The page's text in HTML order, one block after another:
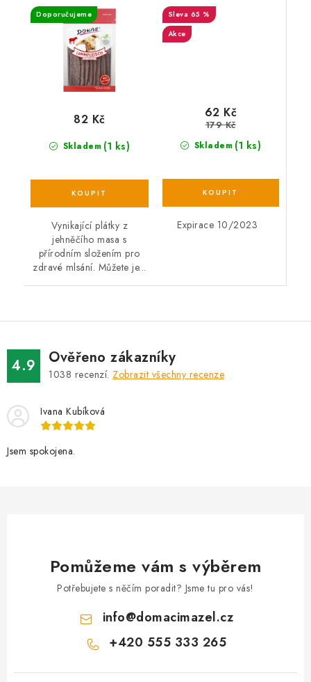
Doporučujeme
Skladem (1 ks)
82 Kč
Vynikající plátky z
jehněčího masa s
přírodním složením pro
zdravé mlsání. Můžete je...
65 %
Akce
Skladem (1 ks)
62 Kč
179 Kč
Expirace 10/2023
4.9 Ověřeno zákazníky
1038 recenzí. Zobrazit všechny recenze
Ivana Kubíková
Jsem spokojena.
Pomůžeme vám s výběrem
Potřebujete s něčím poradit? Jsme tu pro vás!
info@domacimazel.cz
+420 555 333 265